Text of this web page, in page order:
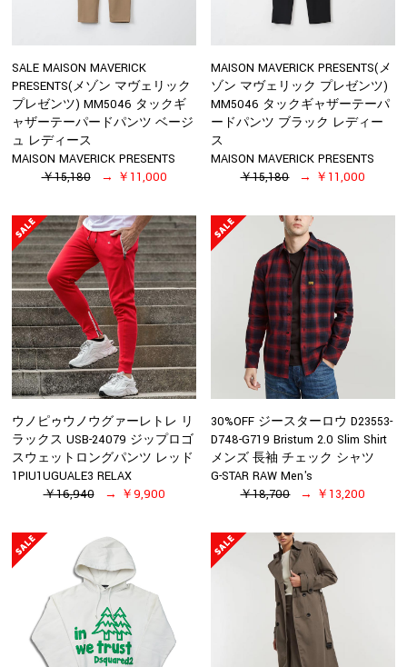
SALE MAISON MAVERICK
PRESENTS(メゾン マヴェリック
プレゼンツ) MM5046 タックギ
ャザーテーパードパンツ ベージ
ュ レディース
MAISON MAVERICK PRESENTS
￥15,180
￥11,000
MAISON MAVERICK PRESENTS(メ
ゾン マヴェリック プレゼンツ)
MM5046 タックギャザーテーパ
ードパンツ ブラック レディー
ス
MAISON MAVERICK PRESENTS
￥15,180
￥11,000
ウノピゥウノウグァーレトレ リ
ラックス USB-24079 ジップロゴ
スウェットロングパンツ レッド
1PIU1UGUALE3 RELAX
￥16,940
￥9,900
30%OFF ジースターロウ D23553-
D748-G719 Bristum 2.0 Slim Shirt
メンズ 長袖 チェック シャツ
G-STAR RAW Men's
￥18,700
￥13,200